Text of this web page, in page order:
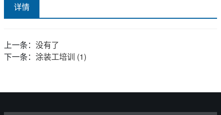
详情
上一条： 没有了
下一条： 涂装工培训 (1)